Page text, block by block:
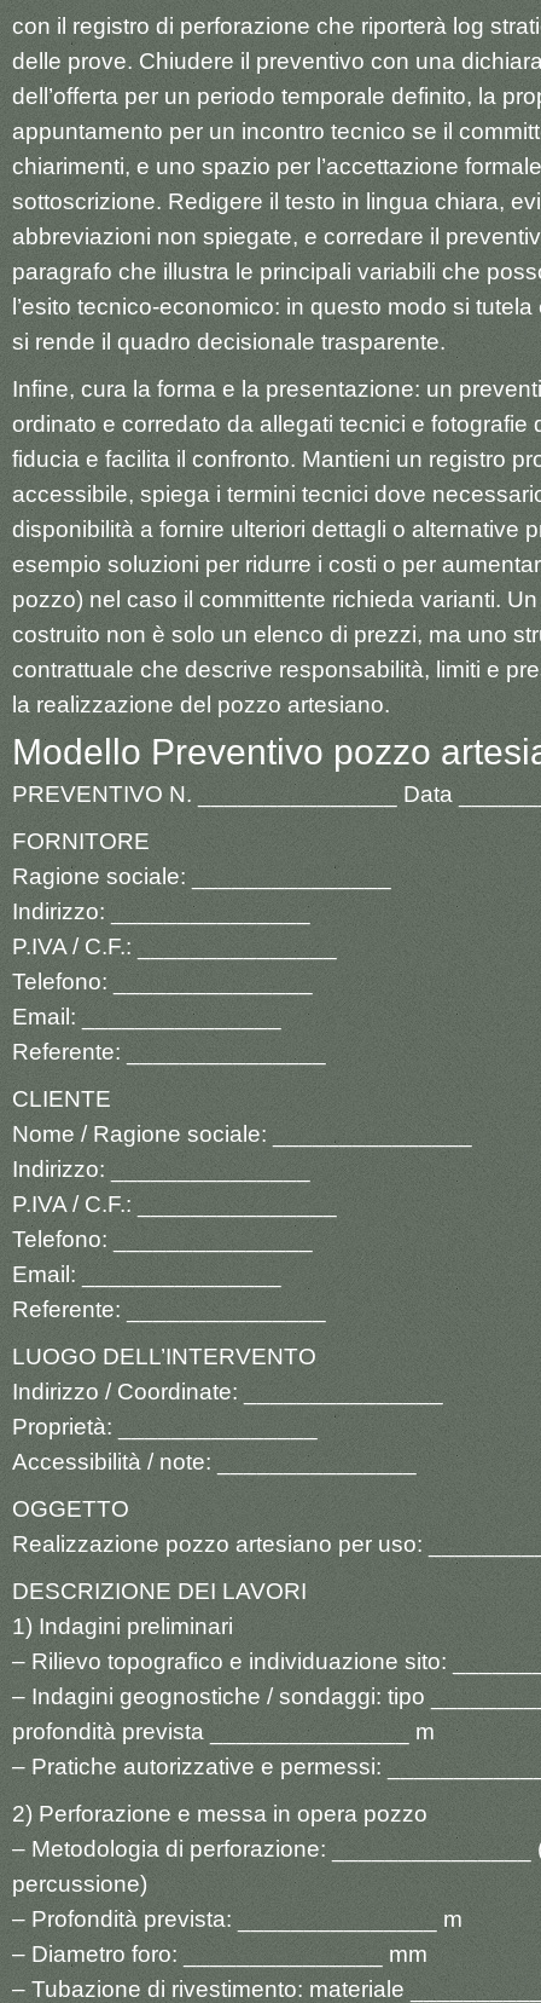
con il registro di perforazione che riporterà log
delle prove. Chiudere il preventivo con una
dell’offerta per un periodo temporale definito, la
appuntamento per un incontro tecnico se il
chiarimenti, e uno spazio per l’accettazione
sottoscrizione. Redigere il testo in lingua chiara,
abbreviazioni non spiegate, e corredare il
paragrafo che illustra le principali variabili che
l’esito tecnico-economico: in questo modo si
si rende il quadro decisionale trasparente.
Infine, cura la forma e la presentazione: un
ordinato e corredato da allegati tecnici e fotografie
fiducia e facilita il confronto. Mantieni un registro
accessibile, spiega i termini tecnici dove
disponibilità a fornire ulteriori dettagli o alternative
esempio soluzioni per ridurre i costi o per
pozzo) nel caso il committente richieda varianti.
costruito non è solo un elenco di prezzi, ma uno
contrattuale che descrive responsabilità, limiti e
la realizzazione del pozzo artesiano.
Modello Preventivo pozzo
PREVENTIVO N. _______________ Data
FORNITORE
Ragione sociale: _______________
Indirizzo: _______________
P.IVA / C.F.: _______________
Telefono: _______________
Email: _______________
Referente: _______________
CLIENTE
Nome / Ragione sociale: _______________
Indirizzo: _______________
P.IVA / C.F.: _______________
Telefono: _______________
Email: _______________
Referente: _______________
LUOGO DELL’INTERVENTO
Indirizzo / Coordinate: _______________
Proprietà: _______________
Accessibilità / note: _______________
OGGETTO
Realizzazione pozzo artesiano per uso:
DESCRIZIONE DEI LAVORI
1) Indagini preliminari
– Rilievo topografico e individuazione sito:
– Indagini geognostiche / sondaggi: tipo
profondità prevista _______________ m
– Pratiche autorizzative e permessi:
2) Perforazione e messa in opera pozzo
– Metodologia di perforazione: _______________
percussione)
– Profondità prevista: _______________ m
– Diametro foro: _______________ mm
– Tubazione di rivestimento: materiale